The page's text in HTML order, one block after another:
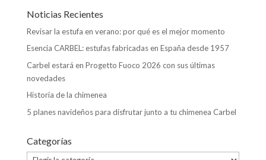
Noticias Recientes
Revisar la estufa en verano: por qué es el mejor momento
Esencia CARBEL: estufas fabricadas en España desde 1957
Carbel estará en Progetto Fuoco 2026 con sus últimas
novedades
Historia de la chimenea
5 planes navideños para disfrutar junto a tu chimenea Carbel
Categorías
Categorías